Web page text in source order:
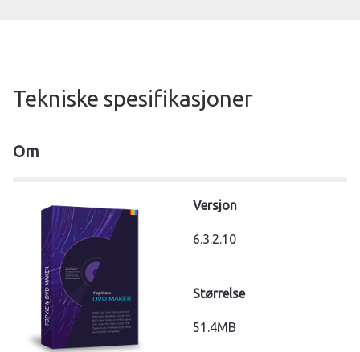
Tekniske spesifikasjoner
Om
Versjon
6.3.2.10
Størrelse
51.4MB